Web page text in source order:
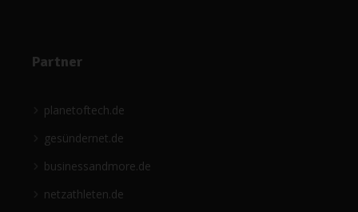
Partner
planetoftech.de
gesündernet.de
businessandmore.de
netzathleten.de